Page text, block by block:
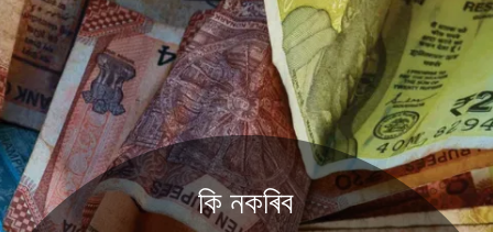
কি নকৰিব